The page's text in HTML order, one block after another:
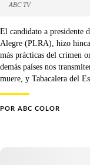
ABC TV
El candidato a presidente
Alegre (PLRA), hizo
más prácticas del crimen
demás países nos
muere, y Tabacalera del
POR ABC COLOR